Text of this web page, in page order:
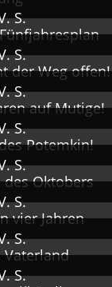
S.
S.
der Weg offen!
S.
auf Mutige!
S.
Potemkin!
S.
Oktobers
S.
vier Jahren
S.
Vaterland
S.